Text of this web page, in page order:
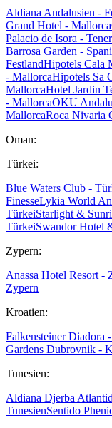
Aldiana Andalusien -
Grand Hotel - Mallorca
Palacio de Isora -
Barrosa Garden -
FestlandHipotels Cala
- MallorcaHipotels Sa
MallorcaHotel Jardin
- MallorcaOKU
MallorcaRoca Nivaria
Oman:
Türkei:
Blue Waters Club -
FinesseLykia World
TürkeiStarlight &
TürkeiSwandor Hotel
Zypern:
Anassa Hotel Resort -
Zypern
Kroatien:
Falkensteiner Diadora
Gardens Dubrovnik -
Tunesien:
Aldiana Djerba
TunesienSentido